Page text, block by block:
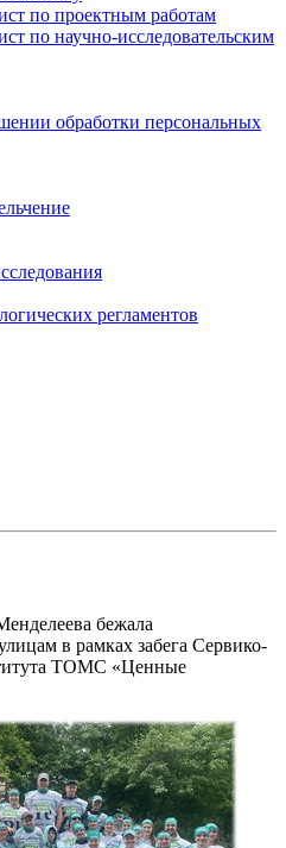
по проектным работам
по научно-исследовательским
обработки персональных
регламентов
бежала
в рамках забега Сервико-
ТОМС «Ценные